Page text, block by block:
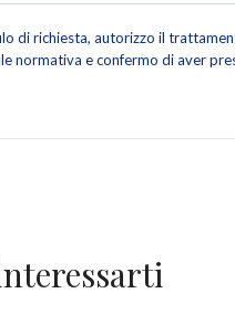
di richiesta, autorizzo il
normativa e confermo di aver